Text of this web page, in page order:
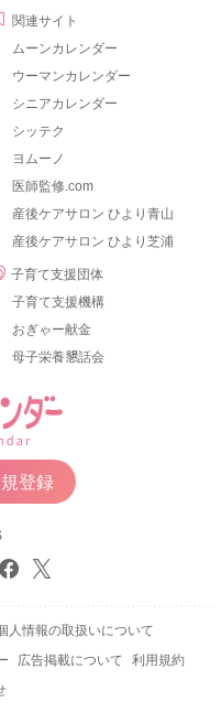
関連サイト
ムーンカレンダー
ウーマンカレンダー
シニアカレンダー
シッテク
ヨムーノ
医師監修.com
産後ケアサロン ひより青山
産後ケアサロン ひより芝浦
子育て支援団体
子育て支援機構
おぎゃー献金
母子栄養懇話会
登録
人情報の取扱いについて
広告掲載について
利用規約